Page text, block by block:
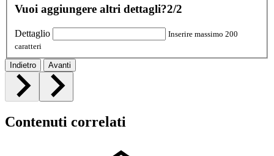
Vuoi aggiungere altri dettagli?2/2
Dettaglio
Inserire massimo 200
caratteri
Indietro Avanti
Contenuti correlati